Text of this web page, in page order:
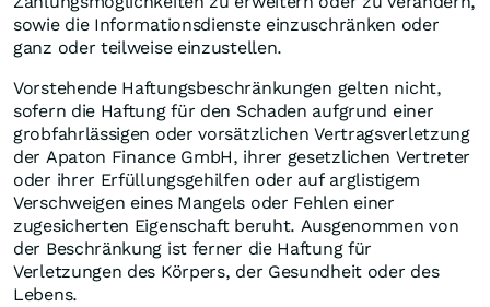
sowie die Informationsdienste einzuschränken oder
ganz oder teilweise einzustellen.
Vorstehende Haftungsbeschränkungen gelten nicht,
sofern die Haftung für den Schaden aufgrund einer
grobfahrlässigen oder vorsätzlichen Vertragsverletzung
der Apaton Finance GmbH, ihrer gesetzlichen Vertreter
oder ihrer Erfüllungsgehilfen oder auf arglistigem
Verschweigen eines Mangels oder Fehlen einer
zugesicherten Eigenschaft beruht. Ausgenommen von
der Beschränkung ist ferner die Haftung für
Verletzungen des Körpers, der Gesundheit oder des
Lebens.